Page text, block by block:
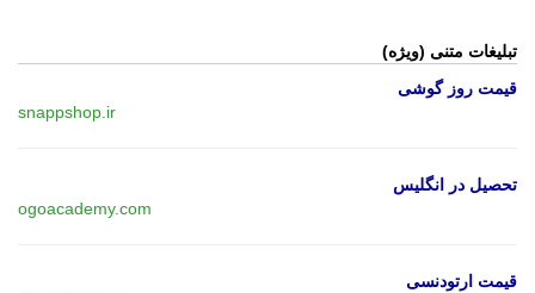
تبلیغات متنی (ویژه)
قیمت روز گوشی
snappshop.ir
تحصیل در انگلیس
ogoacademy.com
قیمت ارتودنسی